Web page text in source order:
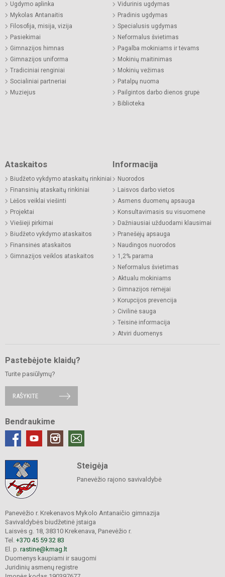
Ugdymo aplinka
Mykolas Antanaitis
Filosofija, misija, vizija
Pasiekimai
Gimnazijos himnas
Gimnazijos uniforma
Tradiciniai renginiai
Socialiniai partneriai
Muziejus
Vidurinis ugdymas
Pradinis ugdymas
Specialusis ugdymas
Neformalus švietimas
Pagalba mokiniams ir tėvams
Mokinių maitinimas
Mokinių vežimas
Patalpų nuoma
Pailgintos darbo dienos grupė
Biblioteka
Ataskaitos
Biudžeto vykdymo ataskaitų rinkiniai
Finansinių ataskaitų rinkiniai
Lėšos veiklai viešinti
Projektai
Viešieji pirkimai
Biudžeto vykdymo ataskaitos
Finansinės ataskaitos
Gimnazijos veiklos ataskaitos
Informacija
Nuorodos
Laisvos darbo vietos
Asmens duomenų apsauga
Konsultavimasis su visuomene
Dažniausiai užduodami klausimai
Pranešėjų apsauga
Naudingos nuorodos
1,2% parama
Neformalus švietimas
Aktualu mokiniams
Gimnazijos rėmėjai
Korupcijos prevencija
Civilinė sauga
Teisinė informacija
Atviri duomenys
Pastebėjote klaidų?
Turite pasiūlymų?
RAŠYKITE
Bendraukime
Steigėja
Panevėžio rajono savivaldybė
Panevėžio r. Krekenavos Mykolo Antanaičio gimnazija
Savivaldybės biudžetinė įstaiga
Laisvės g. 18, 38310 Krekenava, Panevėžio r.
Tel. +370 45 59 32 83
El. p. rastine@kmag.lt
Duomenys kaupiami ir saugomi
Juridinių asmenų registre